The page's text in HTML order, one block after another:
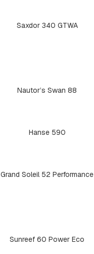
Saxdor 340 GTWA
Nautor’s Swan 88
Hanse 590
Grand Soleil 52 Performance
Sunreef 60 Power Eco